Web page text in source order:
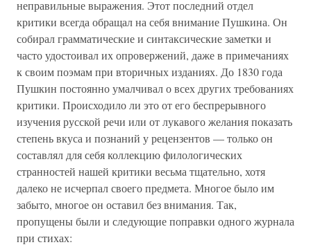
неправильные выражения. Этот последний отдел
критики всегда обращал на себя внимание Пушкина. Он
собирал грамматические и синтаксические заметки и
часто удостоивал их опровержений, даже в примечаниях
к своим поэмам при вторичных изданиях. До 1830 года
Пушкин постоянно умалчивал о всех других требованиях
критики. Происходило ли это от его беспрерывного
изучения русской речи или от лукавого желания показать
степень вкуса и познаний у рецензентов — только он
составлял для себя коллекцию филологических
странностей нашей критики весьма тщательно, хотя
далеко не исчерпал своего предмета. Многое было им
забыто, многое он оставил без внимания. Так,
пропущены были и следующие поправки одного журнала
при стихах: